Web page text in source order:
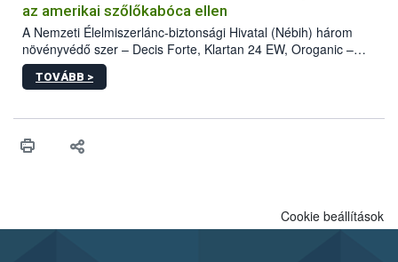
az amerikai szőlőkabóca ellen
A Nemzeti Élelmiszerlánc-biztonsági Hivatal (Nébih) három
növényvédő szer – Decis Forte, Klartan 24 EW, Oroganic –
engedélyokiratát módosította, így azok a szüretet követően,
egészen a vesszőérettség (BBCH 91) stádiumáig
érésű szőlőkben is legyen lehetőség a károsító elleni további
felhasználók számára is elérhető és ökológiai termesztésben is
TOVÁBB >
Cookie beállítások